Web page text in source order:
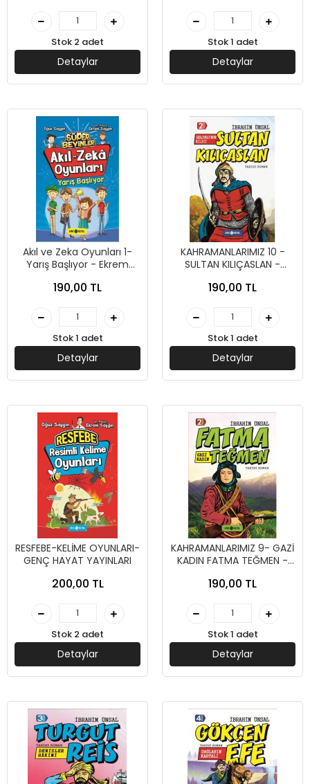
Stok 2 adet
Detaylar
Stok 1 adet
Detaylar
Akıl ve Zeka Oyunları 1-
Yarış Başlıyor - Ekrem
Yayınları
190,00 TL
Stok 1 adet
Detaylar
KAHRAMANLARIMIZ 10 -
SULTAN KILIÇASLAN -
HAYAT YAYINLARI
190,00 TL
Stok 1 adet
Detaylar
RESFEBE-KELİME OYUNLARI-
GENÇ HAYAT YAYINLARI
200,00 TL
Stok 2 adet
Detaylar
KAHRAMANLARIMIZ 9- GAZİ
KADIN FATMA TEĞMEN -
HAYAT YAYINLARI
190,00 TL
Stok 1 adet
Detaylar